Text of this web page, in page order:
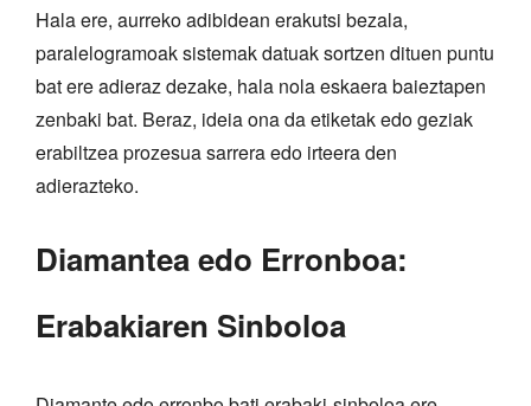
Hala ere, aurreko adibidean erakutsi bezala,
paralelogramoak sistemak datuak sortzen dituen puntu
bat ere adieraz dezake, hala nola eskaera baieztapen
zenbaki bat. Beraz, ideia ona da etiketak edo geziak
erabiltzea prozesua sarrera edo irteera den
adierazteko.
Diamantea edo Erronboa:
Erabakiaren Sinboloa